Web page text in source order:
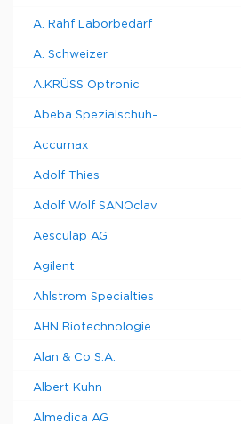
A. Rahf Laborbedarf
A. Schweizer
A.KRÜSS Optronic
Abeba Spezialschuh-
Accumax
Adolf Thies
Adolf Wolf SANOclav
Aesculap AG
Agilent
Ahlstrom Specialties
AHN Biotechnologie
Alan & Co S.A.
Albert Kuhn
Almedica AG